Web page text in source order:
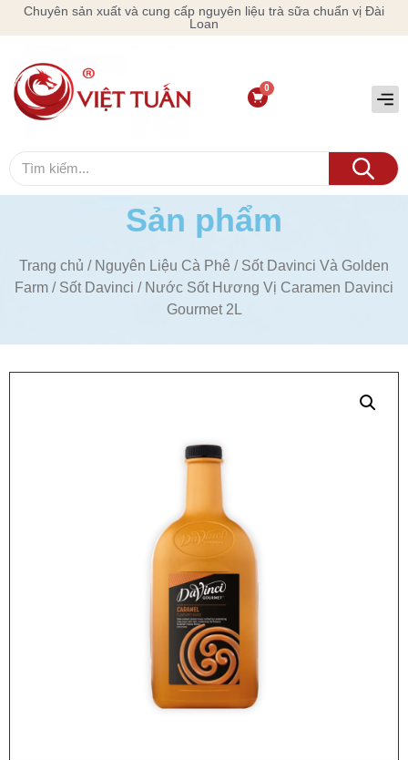
Chuyên sản xuất và cung cấp nguyên liệu trà sữa chuẩn vị Đài
Loan
Sản phẩm
Trang chủ / Nguyên Liệu Cà Phê / Sốt Davinci Và Golden
Farm / Sốt Davinci / Nước Sốt Hương Vị Caramen Davinci
Gourmet 2L